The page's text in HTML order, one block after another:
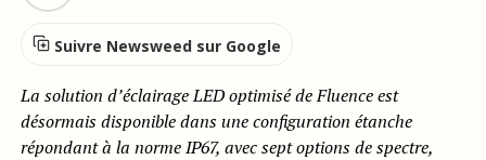
Suivre Newsweed sur Google
La solution d’éclairage LED optimisé de Fluence est
désormais disponible dans une configuration étanche
répondant à la norme IP67, avec sept options de spectre,